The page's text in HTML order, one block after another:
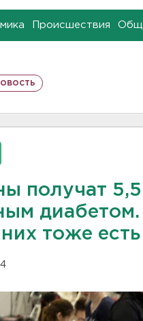
Происшествия
получат
тоже есть